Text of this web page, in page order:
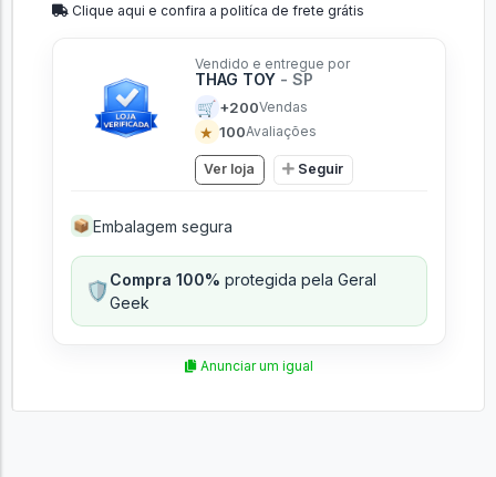
Clique aqui e confira a politíca de frete grátis
Vendido e entregue por
THAG TOY - SP
🛒 +200Vendas
★ 100Avaliações
Ver loja Seguir
📦 Embalagem segura
🛡️Compra 100% protegida pela Geral
Geek
Anunciar um igual